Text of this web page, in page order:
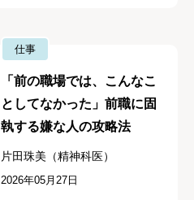
仕事
「前の職場では、こんなこ
としてなかった」前職に固
執する嫌な人の攻略法
片田珠美（精神科医）
2026年05月27日